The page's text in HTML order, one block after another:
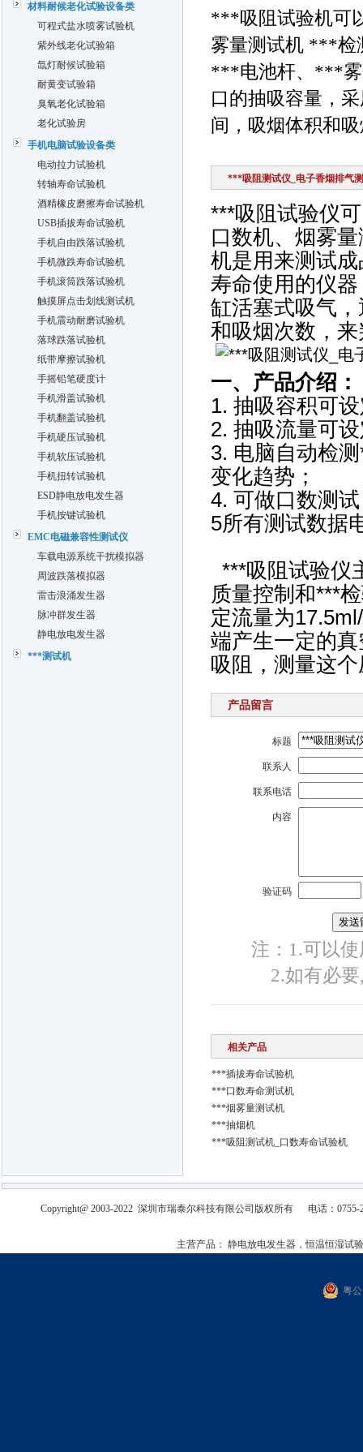
***吸阻试验机可
雾量测试机 ***检
***电池杆、***雾
口的抽吸容量，
间，吸烟体积和
***吸阻测试仪_电子香烟排气
***吸阻试验仪
口数机、烟雾
机是用来测试
寿命使用的仪
缸活塞式吸气
和吸烟次数，
一、产品介绍：
1. 抽吸容积可
2. 抽吸流量可
3. 电脑自动检
变化趋势；
4. 可做口数测
5所有测试数据
***吸阻试验仪
质量控制和***
定流量为
端产生一定的
吸阻，测量这
产品留言
标题
联系人
联系电话
内容
验证码
注：1.可以
2.如有必
相关产品
***插拔寿命试验机
***口数寿命测试机
***烟雾量测试机
***抽烟机
***吸阻测试机_口数寿命试验机
材料耐候老化试验设备类
可程式盐水喷雾试验机
紫外线老化试验箱
氙灯耐候试验箱
耐黄变试验箱
臭氧老化试验箱
老化试验房
手机电脑试验设备类
电动拉力试验机
转轴寿命试验机
酒精橡皮磨擦寿命试验机
USB插拔寿命试验机
手机自由跌落试验机
手机微跌寿命试验机
手机滚筒跌落试验机
触摸屏点击划线测试机
手机震动耐磨试验机
落球跌落试验机
纸带摩擦试验机
手摇铅笔硬度计
手机滑盖试验机
手机翻盖试验机
手机硬压试验机
手机软压试验机
手机扭转试验机
ESD静电放电发生器
手机按键试验机
EMC电磁兼容性测试仪
车载电源系统干扰模拟器
周波跌落模拟器
雷击浪涌发生器
脉冲群发生器
静电放电发生器
***测试机
Copyright@ 2003-2022 深圳市瑞泰尔科技有限公司 版权所有 电话：0755-
主营产品： 静电放电发生器，恒温恒湿试
粤公